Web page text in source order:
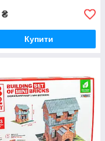
₴
Купити